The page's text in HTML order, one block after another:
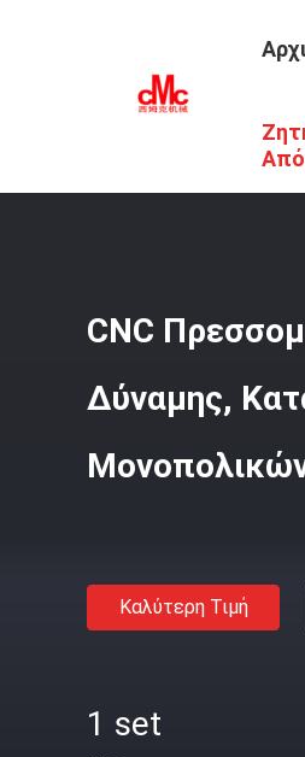
Προϊόντα
CNC
Δύναμης,
Καλύτερη Τιμή
1 set